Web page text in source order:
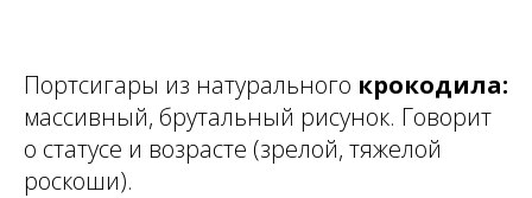
Портсигары из натурального крокодила:
массивный, брутальный рисунок. Говорит
о статусе и возрасте (зрелой, тяжелой
роскоши).